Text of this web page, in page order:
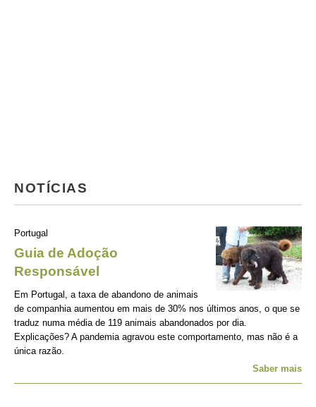
NOTÍCIAS
Portugal
Guia de Adoção
Responsável
Em Portugal, a taxa de abandono de animais
de companhia aumentou em mais de 30% nos últimos anos, o que se
traduz numa média de 119 animais abandonados por dia.
Explicações? A pandemia agravou este comportamento, mas não é a
única razão.
Saber mais